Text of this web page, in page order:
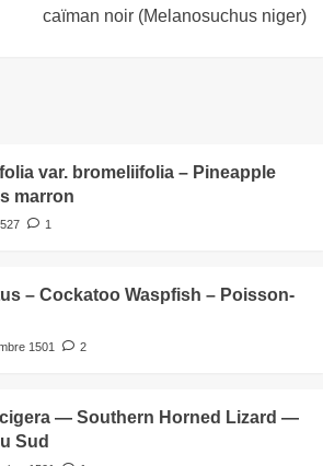
caïman noir (Melanosuchus niger)
var. bromeliifolia – Pineapple
marron
1
– Cockatoo Waspfish – Poisson-
1501
2
— Southern Horned Lizard —
Sud